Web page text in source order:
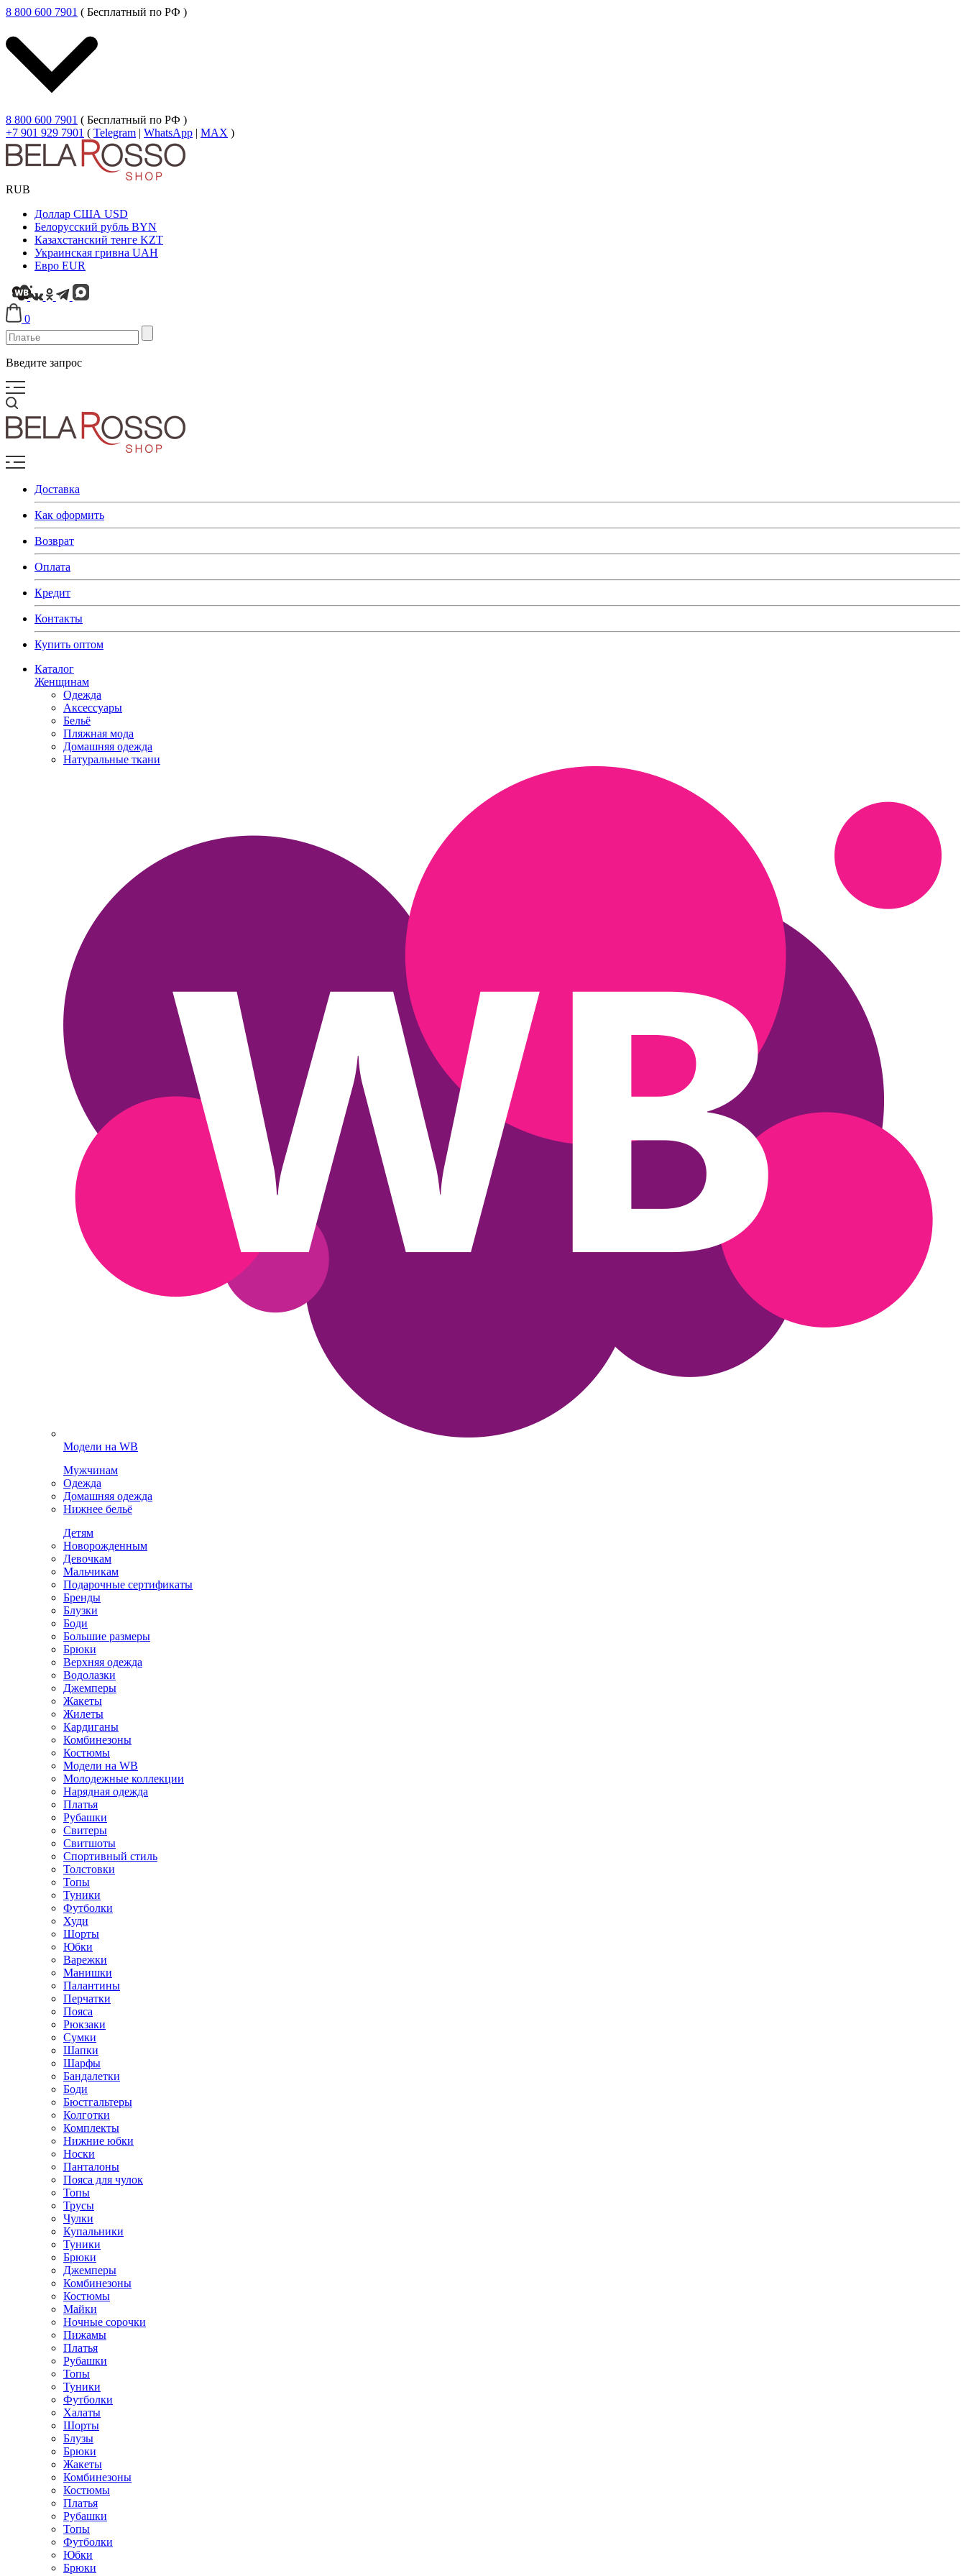
8 800 600 7901 ( Бесплатный по РФ )
8 800 600 7901 ( Бесплатный по РФ )
+7 901 929 7901 ( Telegram | WhatsApp | MAX )
RUB
Доллар США USD
Белорусский рубль BYN
Казахстанский тенге KZT
Украинская гривна UAH
Евро EUR
0
Введите запрос
Доставка
Как оформить
Возврат
Оплата
Кредит
Контакты
Купить оптом
Каталог
Женщинам
Одежда
Аксессуары
Бельё
Пляжная мода
Домашняя одежда
Натуральные ткани
Модели на WB
Мужчинам
Одежда
Домашняя одежда
Нижнее бельё
Детям
Новорожденным
Девочкам
Мальчикам
Подарочные сертификаты
Бренды
Блузки
Боди
Большие размеры
Брюки
Верхняя одежда
Водолазки
Джемперы
Жакеты
Жилеты
Кардиганы
Комбинезоны
Костюмы
Модели на WB
Молодежные коллекции
Нарядная одежда
Платья
Рубашки
Свитеры
Свитшоты
Спортивный стиль
Толстовки
Топы
Туники
Футболки
Худи
Шорты
Юбки
Варежки
Манишки
Палантины
Перчатки
Пояса
Рюкзаки
Сумки
Шапки
Шарфы
Бандалетки
Боди
Бюстгальтеры
Колготки
Комплекты
Нижние юбки
Носки
Панталоны
Поясa для чулок
Топы
Трусы
Чулки
Купальники
Туники
Брюки
Джемперы
Комбинезоны
Костюмы
Майки
Ночные сорочки
Пижамы
Платья
Рубашки
Топы
Туники
Футболки
Халаты
Шорты
Блузы
Брюки
Жакеты
Комбинезоны
Костюмы
Платья
Рубашки
Топы
Футболки
Юбки
Брюки